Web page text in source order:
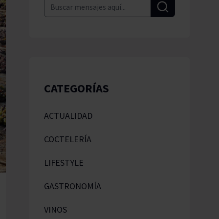
Pascal Jolivet
CATEGORÍAS
ACTUALIDAD
COCTELERÍA
LIFESTYLE
GASTRONOMÍA
VINOS